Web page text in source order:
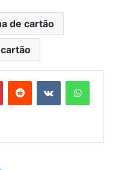
de cartão
PinterestReddit VK